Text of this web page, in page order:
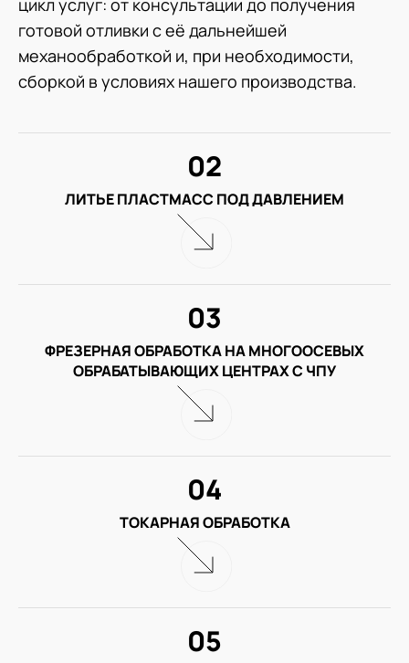
цикл услуг: от консультации до получения
готовой отливки с её дальнейшей
механообработкой и, при необходимости,
сборкой в условиях нашего производства.
ЛИТЬЕ ПЛАСТМАСС ПОД ДАВЛЕНИЕМ
02
ФРЕЗЕРНАЯ ОБРАБОТКА НА МНОГООСЕВЫХ
ОБРАБАТЫВАЮЩИХ ЦЕНТРАХ С ЧПУ
03
ТОКАРНАЯ ОБРАБОТКА
04
05